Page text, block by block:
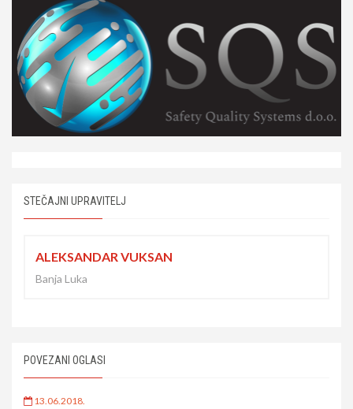
STEČAJNI UPRAVITELJ
ALEKSANDAR VUKSAN
Banja Luka
POVEZANI OGLASI
13.06.2018.